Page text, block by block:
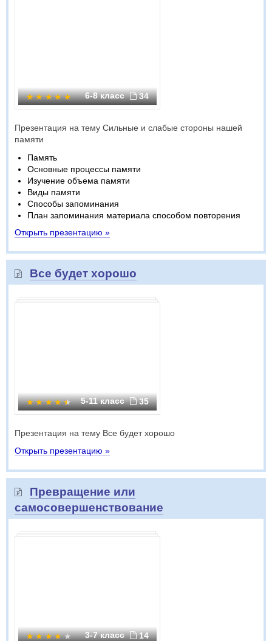
6-8 класс 34
Презентация на тему Сильные и слабые стороны нашей
памяти
Память
Основные процессы памяти
Изучение объема памяти
Виды памяти
Способы запоминания
План запоминания материала способом повторения
Открыть презентацию »
Все будет хорошо
5-11 класс 35
Презентация на тему Все будет хорошо
Открыть презентацию »
Превращение или
самосовершенствование
3-7 класс 14